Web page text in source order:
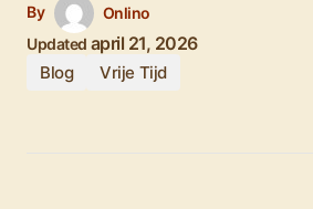
By
Onlino
Updated april 21, 2026
Blog Vrije Tijd